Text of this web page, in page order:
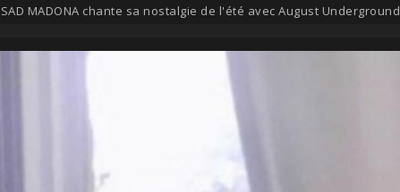
SAD MADONA chante sa nostalgie de l'été avec August Underground